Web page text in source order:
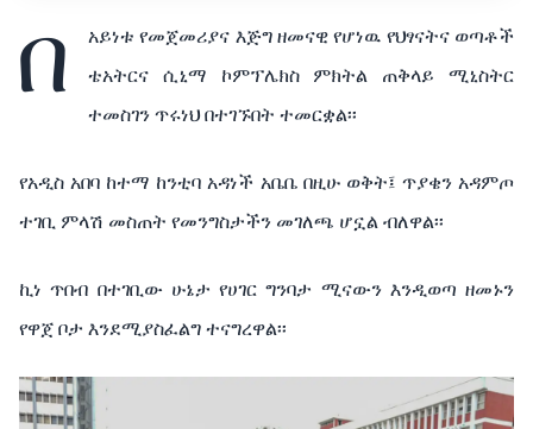
በ
አይነቱ የመጀመሪያና እጅግ ዘመናዊ የሆነዉ የህፃናትና ወጣቶች
ቴአትርና ሲኒማ ኮምፕሌክስ ምክትል ጠቅላይ ሚኒስትር
ተመስገን ጥሩነህ በተገኙበት ተመርቋል፡፡
የአዲስ አበባ ከተማ ከንቲባ አዳነች አቤቤ በዚሁ ወቅት፤ ጥያቄን አዳምጦ
ተገቢ ምላሽ መስጠት የመንግስታችን መገለጫ ሆኗል ብለዋል፡፡
ኪነ ጥበብ በተገቢው ሁኔታ የሀገር ግንባታ ሚናውን እንዲወጣ ዘመኑን
የዋጀ ቦታ እንደሚያስፈልግ ተናግረዋል፡፡